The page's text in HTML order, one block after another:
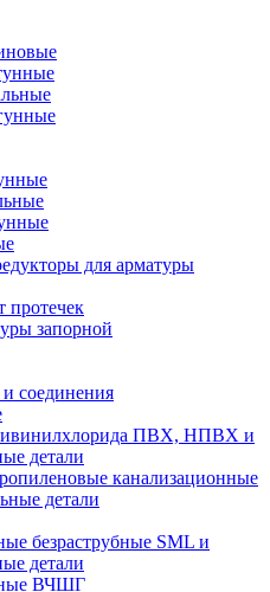
для арматуры
протечек
запорной
соединения
ПВХ, НПВХ и
детали
канализационные
детали
безраструбные SML и
детали
ВЧШГ